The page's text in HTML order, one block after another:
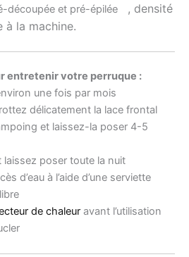
découpée et pré-épilée
, densité
la machine.
entretenir votre perruque :
une fois par mois
délicatement la lace frontal
et laissez-la poser 4-5
laissez poser toute la nuit
d’eau à l’aide d’une serviette
de chaleur avant l’utilisation